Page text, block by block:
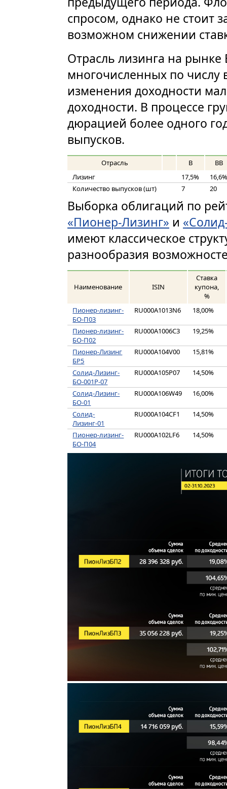
спросом, однако не стоит
возможном снижении
Отрасль лизинга на
многочисленных по числу
изменения доходности
доходности. В процессе
дюрацией более одного
выпусков.
Отрасль B
BB
Лизинг
17,5%
Количество выпусков (шт)
7 20
Выборка облигаций по
«Пионер-Лизинг» и
имеют классическое
разнообразия
Наименование ISIN
Ставка
купона,
%
Пионер-лизинг-
БО-П03
RU000A1013N6 18,00%
Пионер-лизинг-
БО-П02
RU000A1006C3 19,25%
Пионер-Лизинг
БР5
RU000A104V00 15,81%
Солид-Лизинг-
БО-001Р-07
RU000A105P07 14,50%
Солид-Лизинг-
БО-01
RU000A106W49 16,00%
Солид-
Лизинг-01
RU000A104CF1 14,50%
Пионер-лизинг-
БО-П04
RU000A102LF6 14,50%